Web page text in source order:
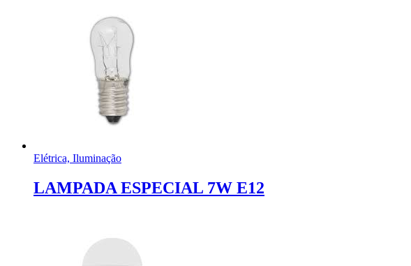
Elétrica, Iluminação
LAMPADA ESPECIAL 7W E12